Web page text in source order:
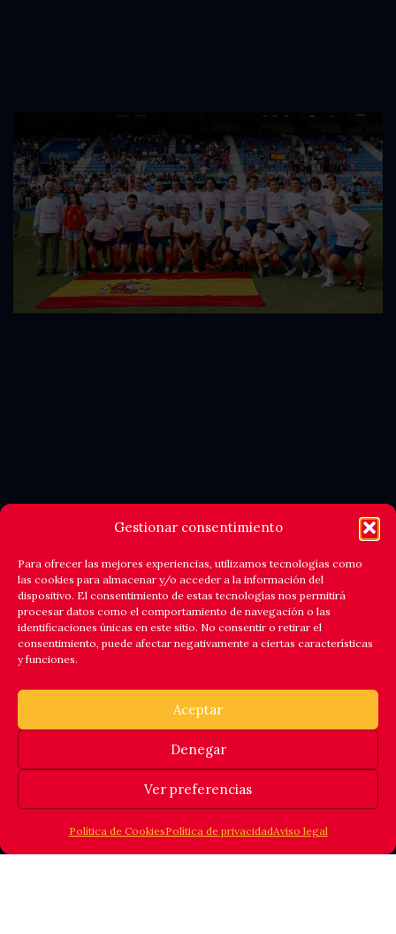
Gestionar consentimiento
Para ofrecer las mejores experiencias, utilizamos tecnologías como
las cookies para almacenar y/o acceder a la información del
dispositivo. El consentimiento de estas tecnologías nos permitirá
procesar datos como el comportamiento de navegación o las
identificaciones únicas en este sitio. No consentir o retirar el
consentimiento, puede afectar negativamente a ciertas características
y funciones.
Aceptar
Denegar
Ver preferencias
Política de CookiesPolítica de privacidadAviso legal